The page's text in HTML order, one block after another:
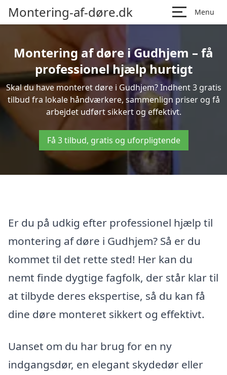
Montering-af-døre.dk Menu
Montering af døre i Gudhjem – få
professionel hjælp hurtigt
Skal du have monteret døre i Gudhjem? Indhent 3 gratis
tilbud fra lokale håndværkere, sammenlign priser og få
arbejdet udført sikkert og effektivt.
Få 3 tilbud, gratis og uforpligtende
Er du på udkig efter professionel hjælp til
montering af døre i Gudhjem? Så er du
kommet til det rette sted! Her kan du
nemt finde dygtige fagfolk, der står klar til
at tilbyde deres ekspertise, så du kan få
dine døre monteret sikkert og effektivt.
Uanset om du har brug for en ny
indgangsdør, en elegant skydedør eller